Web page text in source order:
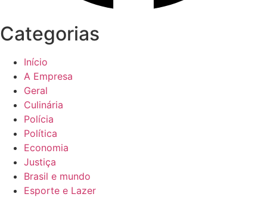
Categorias
Início
A Empresa
Geral
Culinária
Polícia
Política
Economia
Justiça
Brasil e mundo
Esporte e Lazer